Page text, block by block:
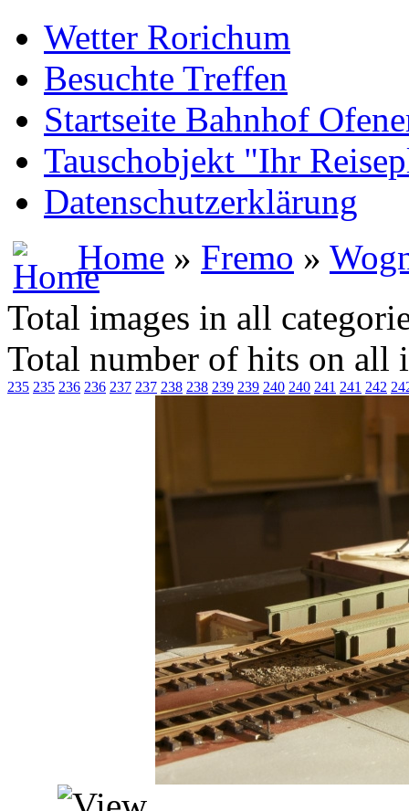
Wetter Rorichum
Besuchte Treffen
Startseite Bahnhof
Tauschobjekt "Ihr
Datenschutzerklärung
Home » Fremo »
Total images in all
Total number of hits on all
235 235 236 236 237 237 238 238 239 239 240 240 241 241 242